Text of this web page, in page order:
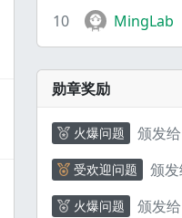
10
MingLab
勋章奖励
火爆问题 颁发给
受欢迎问题 颁
火爆问题 颁发给